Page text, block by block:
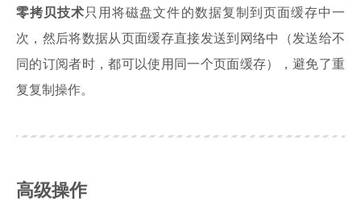
零拷贝技术 只用将磁盘文件的数据复制到页面缓存中一
次，然后将数据从页面缓存直接发送到网络中（发送给不
同的订阅者时，都可以使用同一个页面缓存），避免了重
复复制操作。
高级操作